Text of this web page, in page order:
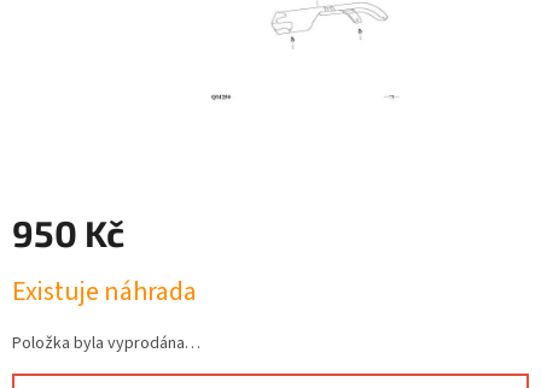
950 Kč
cena:
Existuje náhrada
Položka byla vyprodána…